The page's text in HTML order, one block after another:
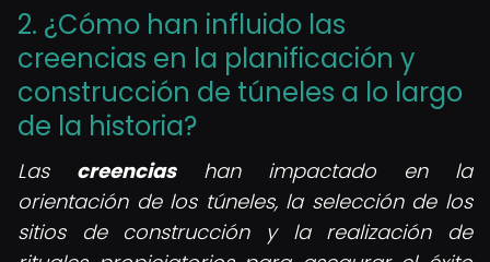
2. ¿Cómo han influido las
creencias en la planificación y
construcción de túneles a lo largo
de la historia?
Las creenciashan impactado en la
orientación de los túneles, la selección de los
sitios de construcción y la realización de